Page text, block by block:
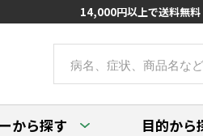
14,000円以上で送料無
から探す 目的から